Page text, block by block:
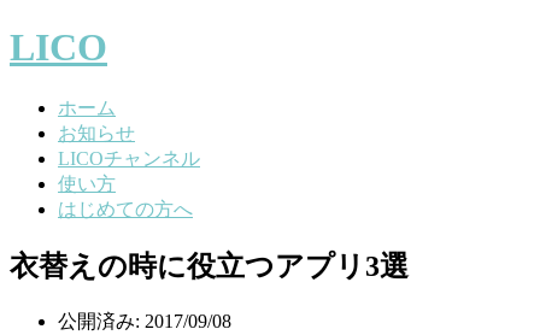
LICO
ホーム
お知らせ
LICOチャンネル
使い方
はじめての方へ
衣替えの時に役立つアプリ3選
公開済み: 2017/09/08